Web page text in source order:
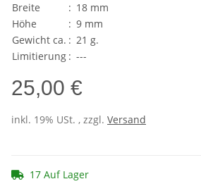
Breite
: 18 mm
Höhe
: 9 mm
Gewicht ca. : 21 g.
Limitierung : ---
25,00 €
inkl. 19% USt. , zzgl. Versand
17 Auf Lager